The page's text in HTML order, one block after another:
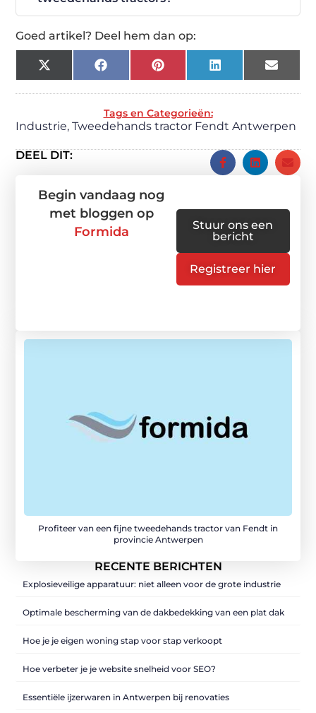
Goed artikel? Deel hem dan op:
X
(Twitter)
FacebookPinterestLinkedIn Email
Tags en Categorieën:
Industrie,Tweedehands tractor Fendt Antwerpen
DEEL DIT:
Profiteer van een fijne tweedehands tractor van Fendt in
provincie Antwerpen
RECENTE BERICHTEN
Explosieveilige apparatuur: niet alleen voor de grote industrie
Optimale bescherming van de dakbedekking van een plat dak
Hoe je je eigen woning stap voor stap verkoopt
Hoe verbeter je je website snelheid voor SEO?
Essentiële ijzerwaren in Antwerpen bij renovaties
Begin vandaag nog
met bloggen op
Formida
Stuur ons een
bericht
Registreer hier